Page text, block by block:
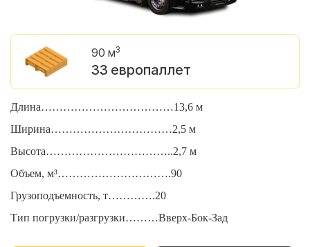
90 м3
33 европаллет
Длина………………………………13,6 м
Ширина……………………………2,5 м
Высота……………………………..2,7 м
Объем, м³………………………….90
Грузоподъемность, т………….20
Тип погрузки/разгрузки………Вверх-Бок-Зад